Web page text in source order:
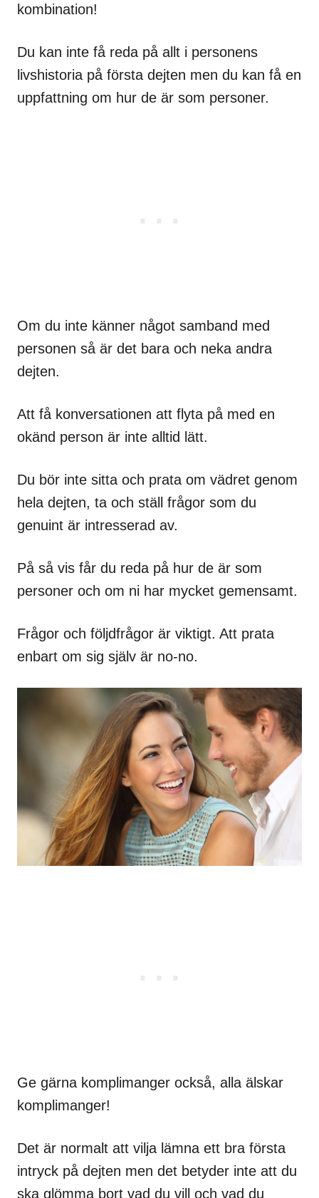
kombination!
Du kan inte få reda på allt i personens
livshistoria på första dejten men du kan få en
uppfattning om hur de är som personer.
Om du inte känner något samband med
personen så är det bara och neka andra
dejten.
Att få konversationen att flyta på med en
okänd person är inte alltid lätt.
Du bör inte sitta och prata om vädret genom
hela dejten, ta och ställ frågor som du
genuint är intresserad av.
På så vis får du reda på hur de är som
personer och om ni har mycket gemensamt.
Frågor och följdfrågor är viktigt. Att prata
enbart om sig själv är no-no.
Ge gärna komplimanger också, alla älskar
komplimanger!
Det är normalt att vilja lämna ett bra första
intryck på dejten men det betyder inte att du
ska glömma bort vad du vill och vad du